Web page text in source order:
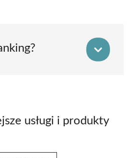
usługi i produkty